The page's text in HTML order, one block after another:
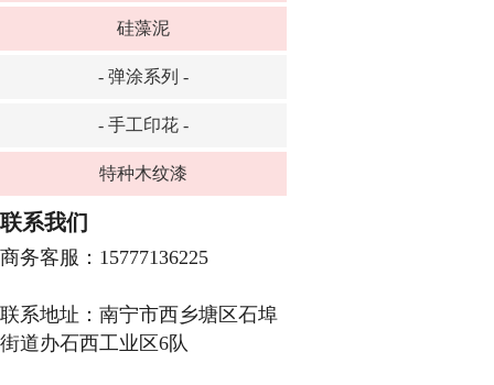
硅藻泥
- 弹涂系列 -
- 手工印花 -
特种木纹漆
联系我们
商务客服：15777136225
联系地址：南宁市西乡塘区石埠
街道办石西工业区6队